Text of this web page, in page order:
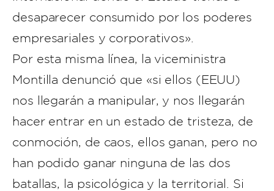
desaparecer consumido por los poderes
empresariales y corporativos».
Por esta misma línea, la viceministra
Montilla denunció que «si ellos (EEUU)
nos llegarán a manipular, y nos llegarán
hacer entrar en un estado de tristeza, de
conmoción, de caos, ellos ganan, pero no
han podido ganar ninguna de las dos
batallas, la psicológica y la territorial. Si